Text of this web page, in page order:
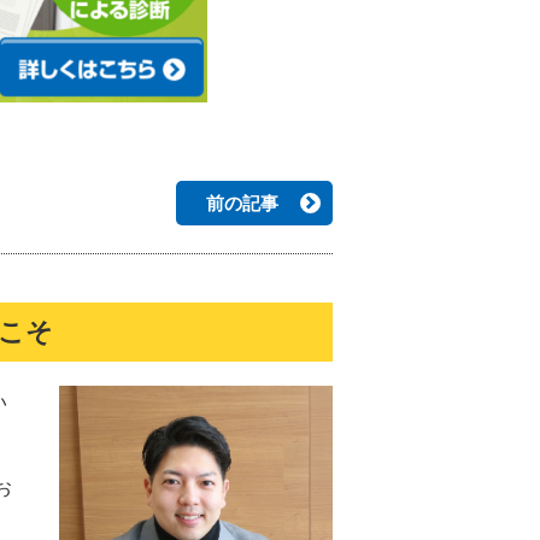
前の記事
そ